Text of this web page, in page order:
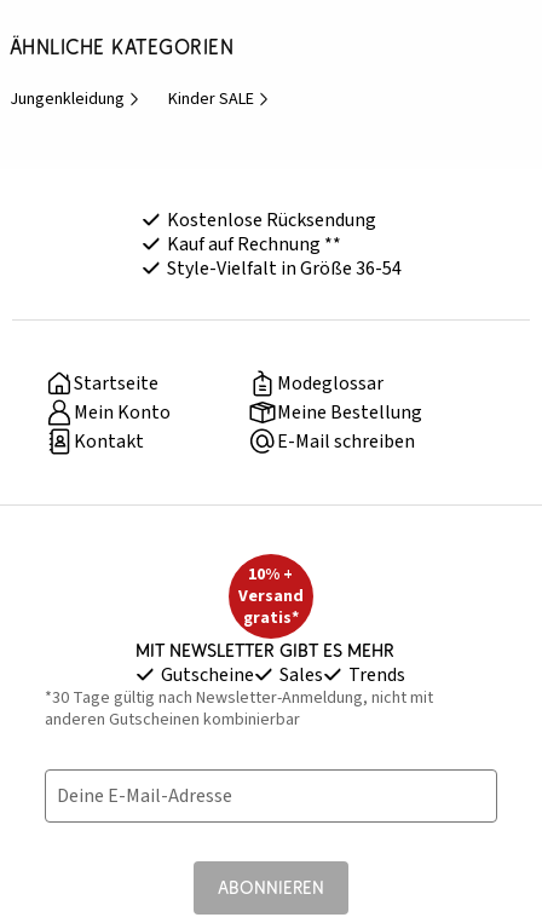
Ähnliche Kategorien
Jungenkleidung Kinder SALE
Kostenlose Rücksendung
Kauf auf Rechnung **
Style-Vielfalt in Größe 36-54
Startseite
Modeglossar
Mein Konto
Meine Bestellung
Kontakt
E-Mail schreiben
10% +
Versand
gratis*
Mit Newsletter gibt es mehr
Gutscheine Sales Trends
*30 Tage gültig nach Newsletter-Anmeldung, nicht mit
anderen Gutscheinen kombinierbar
Deine E-Mail-Adresse
ABONNIEREN